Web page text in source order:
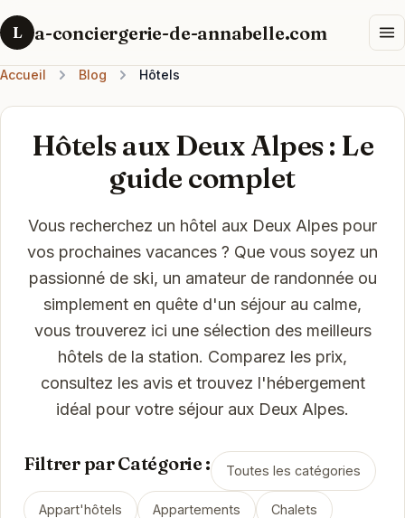
L a-conciergerie-de-annabelle.com
Accueil Blog Hôtels
Hôtels aux Deux Alpes : Le
guide complet
Vous recherchez un hôtel aux Deux Alpes pour
vos prochaines vacances ? Que vous soyez un
passionné de ski, un amateur de randonnée ou
simplement en quête d'un séjour au calme,
vous trouverez ici une sélection des meilleurs
hôtels de la station. Comparez les prix,
consultez les avis et trouvez l'hébergement
idéal pour votre séjour aux Deux Alpes.
Filtrer par Catégorie : Toutes les catégories
Appart'hôtels Appartements Chalets